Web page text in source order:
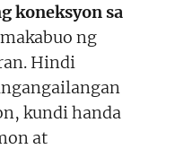
koneksyon sa
ng
Hindi
kundi handa
at